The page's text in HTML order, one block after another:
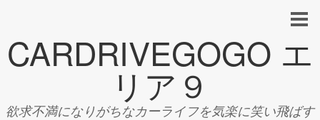
CARDRIVEGOGO エ
リア９
欲求不満になりがちなカーライフを気楽に笑い飛ばす